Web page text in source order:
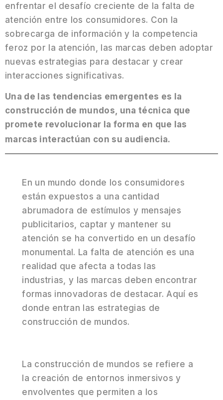
enfrentar el desafío creciente de la falta de
atención entre los consumidores. Con la
sobrecarga de información y la competencia
feroz por la atención, las marcas deben adoptar
nuevas estrategias para destacar y crear
interacciones significativas.
Una de las tendencias emergentes es la
construcción de mundos, una técnica que
promete revolucionar la forma en que las
marcas interactúan con su audiencia.
En un mundo donde los consumidores
están expuestos a una cantidad
abrumadora de estímulos y mensajes
publicitarios, captar y mantener su
atención se ha convertido en un desafío
monumental. La falta de atención es una
realidad que afecta a todas las
industrias, y las marcas deben encontrar
formas innovadoras de destacar. Aquí es
donde entran las estrategias de
construcción de mundos.
La construcción de mundos se refiere a
la creación de entornos inmersivos y
envolventes que permiten a los